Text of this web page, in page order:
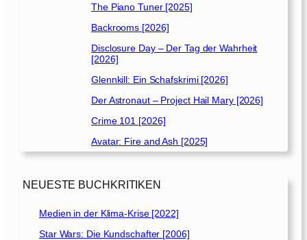
The Piano Tuner [2025]
Backrooms [2026]
Disclosure Day – Der Tag der Wahrheit
[2026]
Glennkill: Ein Schafskrimi [2026]
Der Astronaut – Project Hail Mary [2026]
Crime 101 [2026]
Avatar: Fire and Ash [2025]
NEUESTE BUCHKRITIKEN
Medien in der Klima-Krise [2022]
Star Wars: Die Kundschafter [2006]